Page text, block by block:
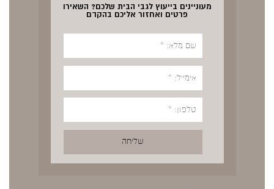
מעוניינים בייעוץ לגבי הבית שלכם? השאירו
פרטים ואחזור אליכם בהקדם